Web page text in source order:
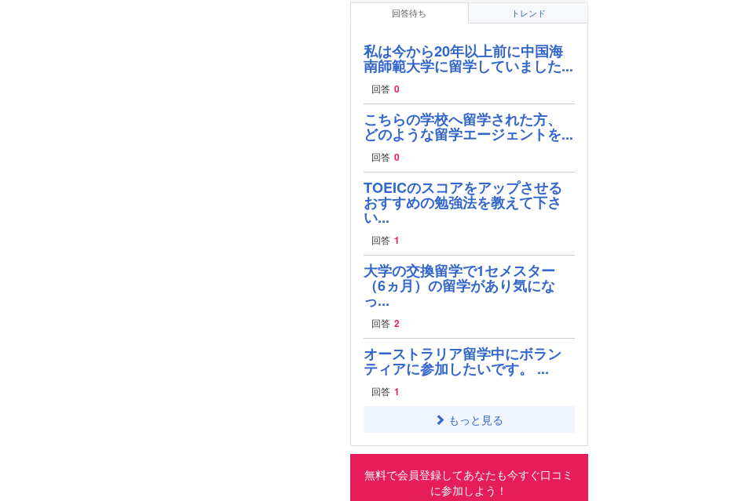
回答待ち トレンド
私は今から20年以上前に中国海
南師範大学に留学していました...
回答 0
こちらの学校へ留学された方、
どのような留学エージェントを...
回答 0
TOEICのスコアをアップさせる
おすすめの勉強法を教えて下さ
い...
回答 1
大学の交換留学で1セメスター
（6ヵ月）の留学があり気にな
っ...
回答 2
オーストラリア留学中にボラン
ティアに参加したいです。 ...
回答 1
もっと見る
無料で会員登録してあなたも今すぐ口コミ
に参加しよう！